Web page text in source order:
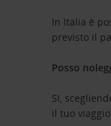
In Italia è
previsto il
Posso
Sì,
il tuo